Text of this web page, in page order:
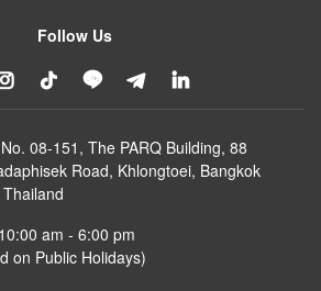
Follow Us
08-151, The PARQ Building, 88
Road, Khlongtoei, Bangkok
am - 6:00 pm
on Public Holidays)